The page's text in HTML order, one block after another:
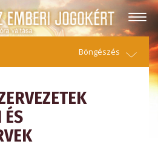
Böngészés
ÉS